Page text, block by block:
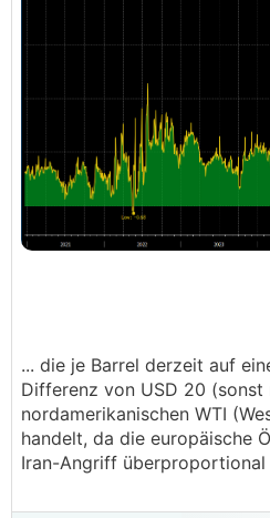
... die je Barrel derzeit auf
Differenz von USD 20 (sonst
nordamerikanischen WTI
handelt, da die europäische
Iran-Angriff